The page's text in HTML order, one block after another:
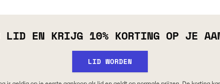
LID EN KRIJG 10% KORTING OP JE
LID WORDEN